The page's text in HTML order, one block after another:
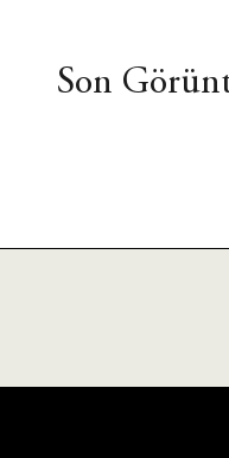
Son